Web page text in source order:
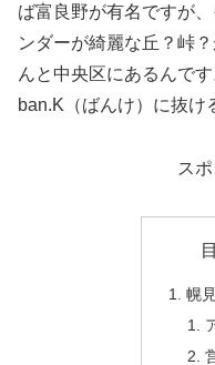
ば富良野が有名ですが
ンダーが綺麗な丘？峠
んと中央区にあるんで
ban.K（ばんけ）に抜け
ス
幌